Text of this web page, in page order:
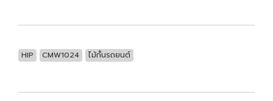
HIP CMW1024 ไม้กั้นรถยนต์